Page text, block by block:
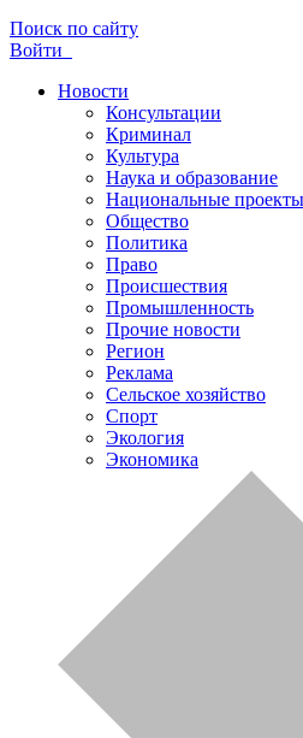
Поиск по сайту
Войти
Новости
Консультации
Криминал
Культура
Наука и образование
Национальные проекты
Общество
Политика
Право
Происшествия
Промышленность
Прочие новости
Регион
Реклама
Сельское хозяйство
Спорт
Экология
Экономика